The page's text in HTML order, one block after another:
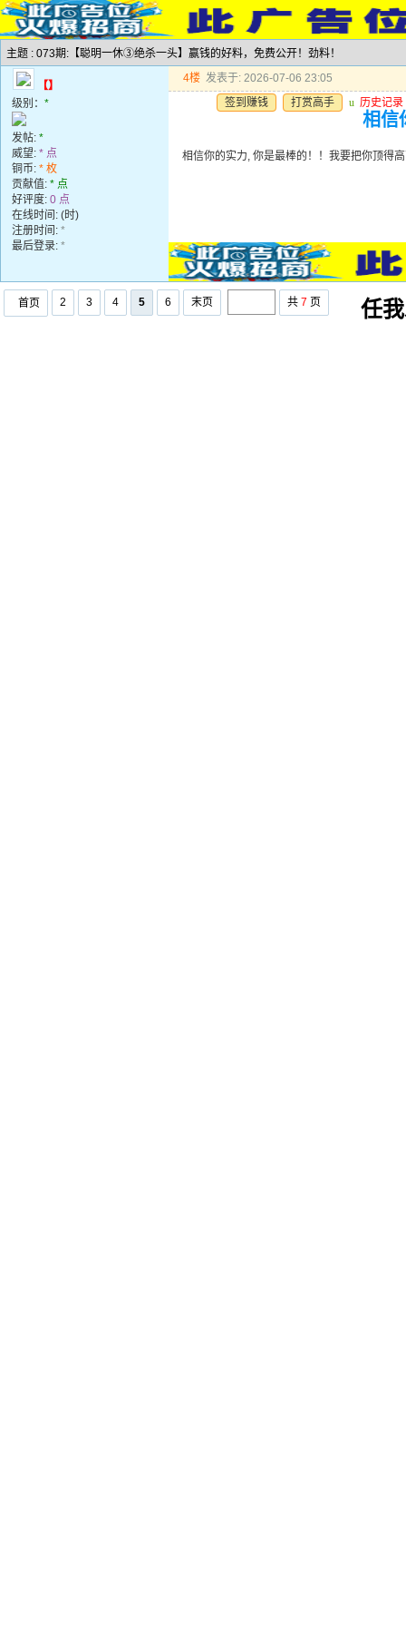
主题 : 073期:【聪明一休③绝杀一头】赢钱的好料，免费公开！劲料！
【】
级别： *
发帖: *
威望: * 点
铜币: * 枚
贡献值: * 点
好评度: 0 点
在线时间: (时)
注册时间: *
最后登录: *
4楼 发表于: 2026-07-06 23:05
签到赚钱
打赏高手 u 历史记录
相信
相信你的实力, 你是最棒的！！我要把你顶得
首页 2 3 4 5 6 末页 共 7 页 任我